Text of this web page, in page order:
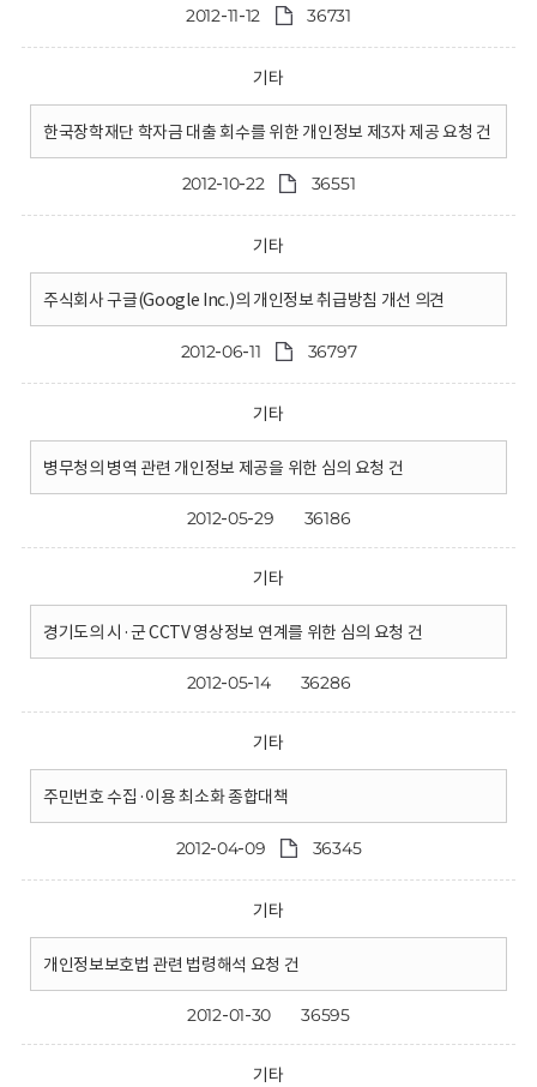
2012-11-12 36731
기타
한국장학재단 학자금 대출 회수를 위한 개인정보 제3자 제공 요청 건
2012-10-22 36551
기타
주식회사 구글(Google Inc.)의 개인정보 취급방침 개선 의견
2012-06-11 36797
기타
병무청의 병역 관련 개인정보 제공을 위한 심의 요청 건
2012-05-29 36186
기타
경기도의 시·군 CCTV 영상정보 연계를 위한 심의 요청 건
2012-05-14 36286
기타
주민번호 수집·이용 최소화 종합대책
2012-04-09 36345
기타
개인정보보호법 관련 법령해석 요청 건
2012-01-30 36595
기타